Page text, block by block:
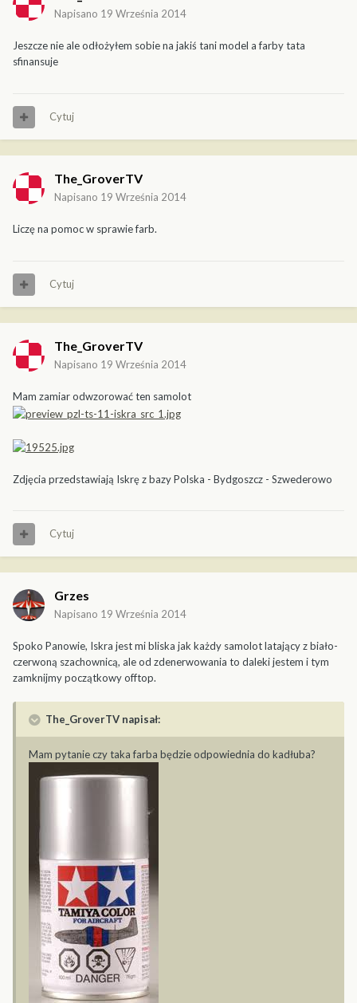
Napisano 19 Września 2014
Jeszcze nie ale odłożyłem sobie na jakiś tani model a farby tata
sfinansuje
Cytuj
The_GroverTV
Napisano 19 Września 2014
Liczę na pomoc w sprawie farb.
Cytuj
The_GroverTV
Napisano 19 Września 2014
Mam zamiar odwzorować ten samolot
Zdjęcia przedstawiają Iskrę z bazy Polska - Bydgoszcz - Szwederowo
Cytuj
Grzes
Napisano 19 Września 2014
Spoko Panowie, Iskra jest mi bliska jak każdy samolot latający z biało-
czerwoną szachownicą, ale od zdenerwowania to daleki jestem i tym
zamknijmy początkowy offtop.
The_GroverTV napisał:
Mam pytanie czy taka farba będzie odpowiednia do kadłuba?